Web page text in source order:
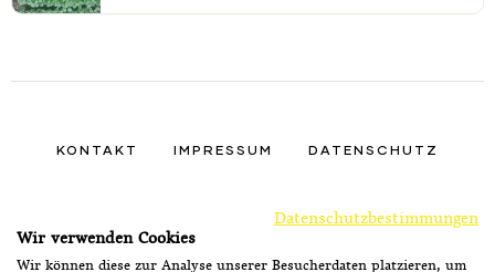
KONTAKT IMPRESSUM DATENSCHUTZ
FACEBOOK
INSTAGRAM
TIKTOK
Datenschutzbestimmungen
Wir verwenden Cookies
Wir können diese zur Analyse unserer Besucherdaten platzieren, um